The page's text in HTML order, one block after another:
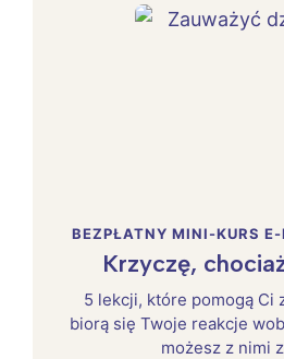
BEZPŁATNY MINI-KURS E-
Krzyczę,
5 lekcji, które pomogą Ci
biorą się Twoje reakcje
możesz z nimi